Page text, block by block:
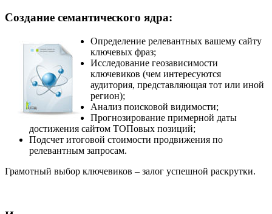
Создание семантического ядра:
Определение релевантных вашему сайту
ключевых фраз;
Исследование геозависимости
ключевиков (чем интересуются
аудитория, представляющая тот или иной
регион);
Анализ поисковой видимости;
Прогнозирование примерной даты
достижения сайтом ТОПовых позиций;
Подсчет итоговой стоимости продвижения по
релевантным запросам.
Грамотный выбор ключевиков – залог успешной раскрутки.